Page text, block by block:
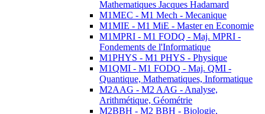
Mathematiques Jacques Hadamard
M1MEC - M1 Mech - Mecanique
M1MIE - M1 MiE - Master en Economie
M1MPRI - M1 FODQ - Maj. MPRI -
Fondements de l'Informatique
M1PHYS - M1 PHYS - Physique
M1QMI - M1 FODQ - Maj. QMI -
Quantique, Mathematiques, Informatique
M2AAG - M2 AAG - Analyse,
Arithmétique, Géométrie
M2BBH - M2 BBH - Biologie,